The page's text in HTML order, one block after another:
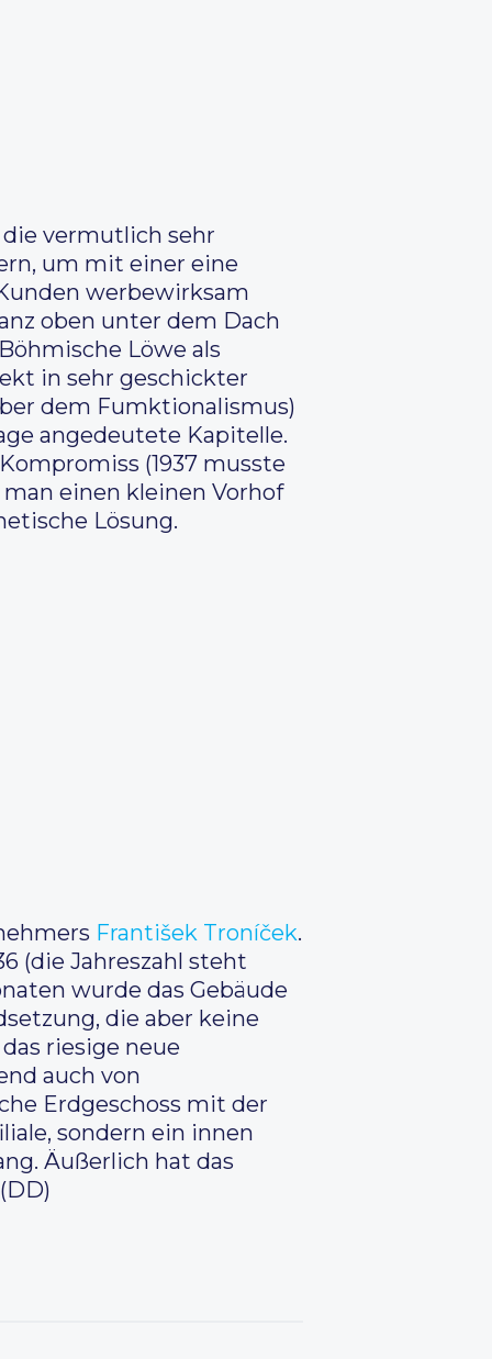
vermutlich sehr
um mit einer eine
werbewirksam
oben unter dem Dach
Löwe als
in sehr geschickter
dem Fumktionalismus)
angedeutete Kapitelle.
(1937 musste
man einen kleinen Vorhof
Lösung.
František Troníček.
(die Jahreszahl steht
wurde das Gebäude
die aber keine
riesige neue
auch von
Erdgeschoss mit der
sondern ein innen
Äußerlich hat das